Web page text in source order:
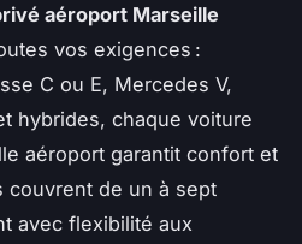
aéroport Marseille
vos exigences :
C ou E, Mercedes V,
hybrides, chaque voiture
aéroport garantit confort et
couvrent de un à sept
avec flexibilité aux